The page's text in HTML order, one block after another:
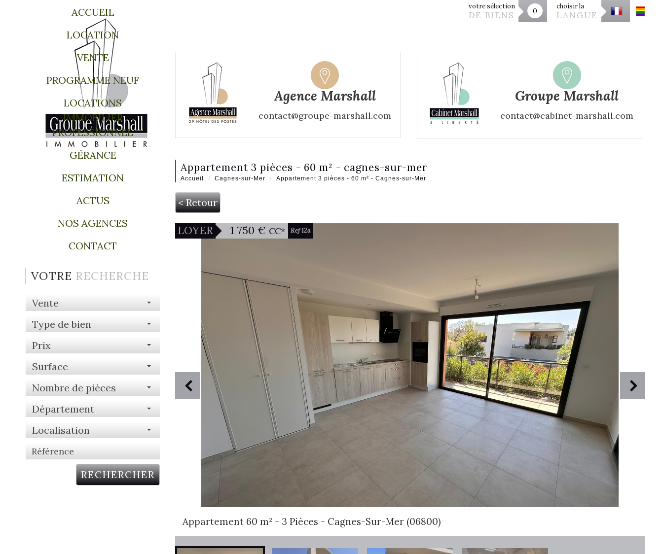
votre sélection
DE BIENS 0
choisir la
LANGUE
Agence Marshall
contact@groupe-marshall.com
Groupe Marshall
contact@cabinet-marshall.com
ACCUEIL
LOCATION
VENTE
PROGRAMME NEUF
LOCATIONS
IMMOBILIER
PROFESSIONNEL
GÉRANCE
ESTIMATION
ACTUS
NOS AGENCES
CONTACT
VOTRE RECHERCHE
Vente
Type de bien
Prix
Surface
Nombre de pièces
Département
Localisation
RECHERCHER
appartement 3 pièces - 60 m² - cagnes-sur-mer
Accueil Cagnes-sur-Mer Appartement 3 pièces - 60 m² - Cagnes-sur-Mer
< Retour
Appartement 60 m² - 3 Pièces - Cagnes-Sur-Mer (06800)
LOYER 1 750 € CC* Ref 12a